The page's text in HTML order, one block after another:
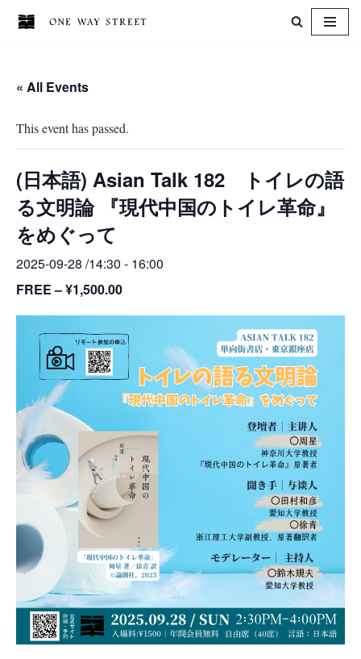
content
« All Events
This event has passed.
(日本語) Asian Talk 182 トイレの語
る文明論 『現代中国のトイレ革命』
をめぐって
2025-09-28 /14:30 - 16:00
FREE – ¥1,500.00